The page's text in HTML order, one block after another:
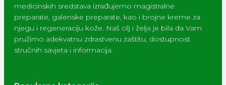
medicinskih sredstava izrađujemo magistralne
preparate, galenske preparate, kao i brojne kreme za
njegu i regeneraciju kože. Naš cilj i želja je bila da Vam
pružimo adekvatnu zdrastvenu zaštitu, dostupnost
stručnih savjeta i informacija.